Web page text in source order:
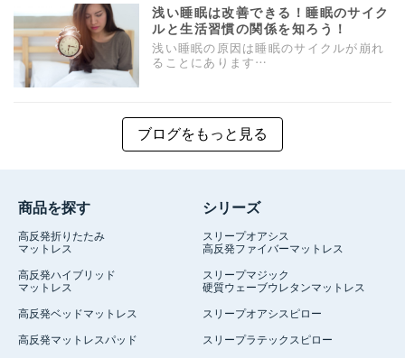
浅い睡眠は改善できる！睡眠のサイク
ルと生活習慣の関係を知ろう！
浅い睡眠の原因は睡眠のサイクルが崩れ
ることにあります…
ブログをもっと見る
商品を探す
高反発折りたたみ
マットレス
高反発ハイブリッド
マットレス
高反発ベッドマットレス
高反発マットレスパッド
シリーズ
スリープオアシス
高反発ファイバーマットレス
スリープマジック
硬質ウェーブウレタンマットレス
スリープオアシスピロー
スリープラテックスピロー